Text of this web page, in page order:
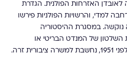
לאובדן האזרחות הפולנית. הגדרת
למדי, והרשויות הפולניות פירשו
במסגרת ההיסטוריה
השלטון של המנדט הבריטי או
זרה.